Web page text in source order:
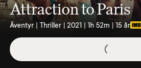
Attraction to Paris
Äventyr | Thriller | 2021 | 1h 52m | 15 år